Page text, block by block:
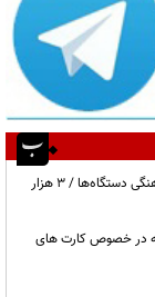
ریمـدان؛ مرزی گرفتار در صف، کمبود زیرساخت و ضعف هماهنگی دستگاه‌ها / ۳ هزار
در خصوص کارت های